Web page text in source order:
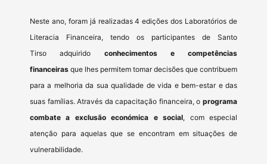
Neste ano, foram já realizadas 4 edições dos Laboratórios de
Literacia Financeira, tendo os participantes de Santo
Tirso adquirido conhecimentos e competências
financeiras que lhes permitem tomar decisões que contribuem
para a melhoria da sua qualidade de vida e bem-estar e das
suas famílias. Através da capacitação financeira, o programa
combate a exclusão económica e social, com especial
atenção para aquelas que se encontram em situações de
vulnerabilidade.